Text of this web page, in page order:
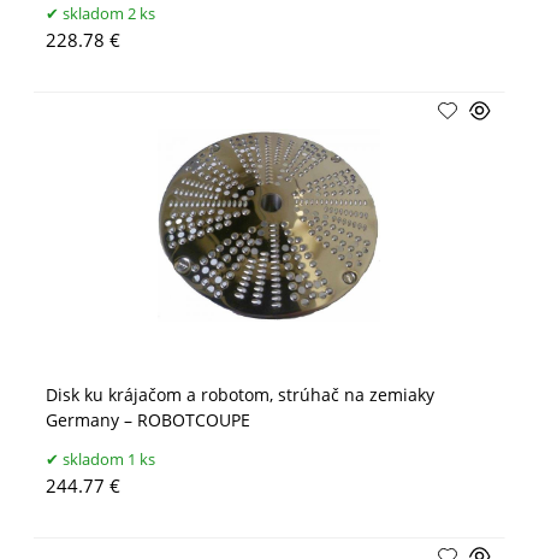
skladom 2 ks
228.78 €
Disk ku krájačom a robotom, strúhač na zemiaky
Germany – ROBOTCOUPE
skladom 1 ks
244.77 €